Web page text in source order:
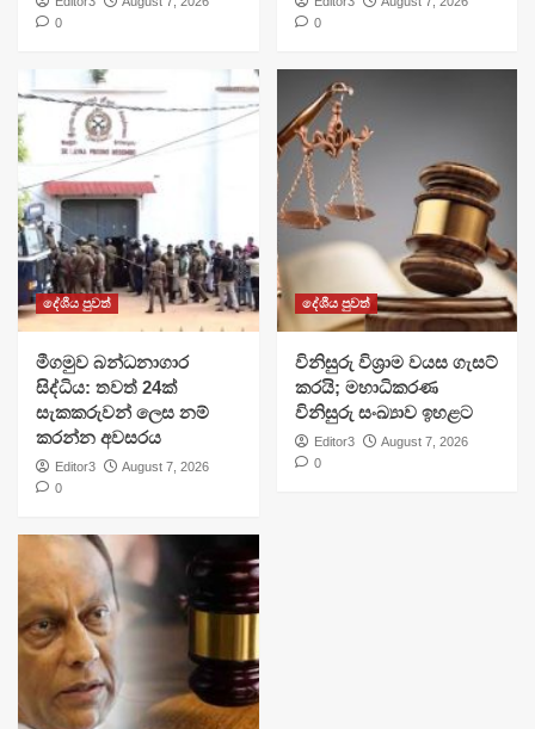
0
0
දේශීය පුවත්
මීගමුව බන්ධනාගාර
සිද්ධිය: තවත් 24ක්
සැකකරුවන් ලෙස නම්
කරන්න අවසරය
Editor3
August 7, 2026
0
දේශීය පුවත්
විනිසුරු විශ්‍රාම වයස ගැසට්
කරයි; මහාධිකරණ
විනිසුරු සංඛ්‍යාව ඉහළට
Editor3
August 7, 2026
0